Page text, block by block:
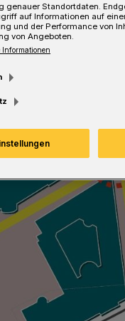
genauer Standortdaten.
auf Informationen auf
und der Performance von
von Angeboten.